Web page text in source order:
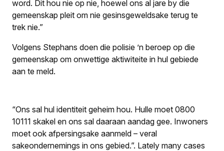
word. Dit hou nie op nie, hoewel ons al jare by die
gemeenskap pleit om nie gesinsgeweldsake terug te
trek nie.”
Volgens Stephans doen die polisie ’n beroep op die
gemeenskap om onwettige aktiwiteite in hul gebiede
aan te meld.
“Ons sal hul identiteit geheim hou. Hulle moet 0800
10111 skakel en ons sal daaraan aandag gee. Inwoners
moet ook afpersingsake aanmeld – veral
sakeondernemings in ons gebied.”. Lately many cases